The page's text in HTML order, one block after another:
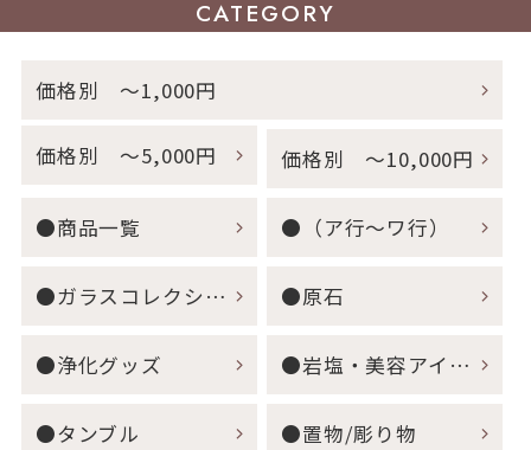
CATEGORY
価格別 ～1,000円
価格別 ～5,000円 価格別 ～10,000円
●商品一覧 ●（ア行～ワ行）
●ガラスコレクション ●原石
●浄化グッズ ●岩塩・美容アイテム
●タンブル ●置物/彫り物